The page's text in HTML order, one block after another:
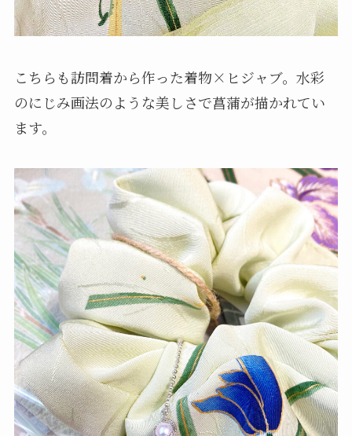
こちらも訪問着から作った着物×ヒジャブ。水彩
のにじみ画法のような美しさで菖蒲が描かれてい
ます。